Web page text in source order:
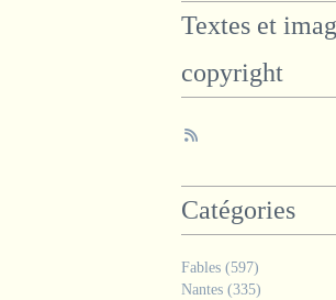
Textes et
copyright
Catégories
Fables (597)
Nantes (335)